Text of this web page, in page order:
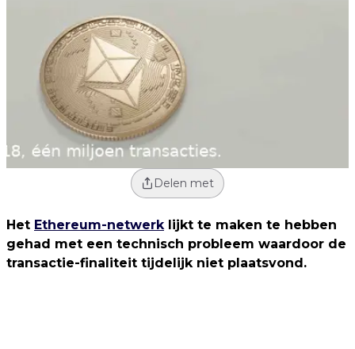
Delen met
Het Ethereum-netwerklijkt te maken te hebben
gehad met een technisch probleem waardoor de
transactie-finaliteit tijdelijk niet plaatsvond.